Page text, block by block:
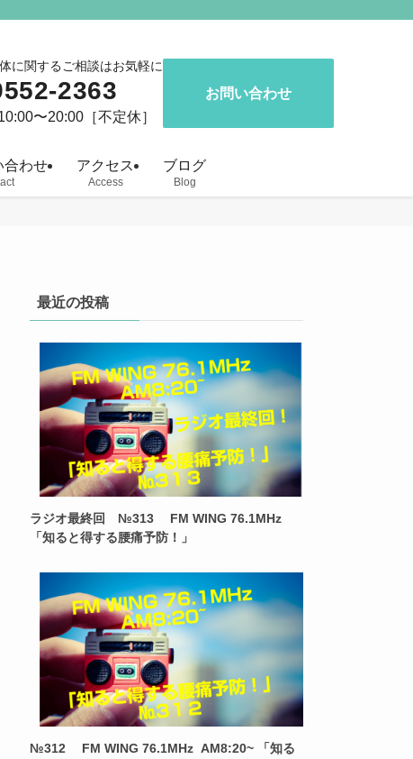
合わせ アクセス
Access
ブログ
Blog
に関するご相談はお気軽に
2363
〜20:00［不定休］
お問い合わせ
最近の投稿
ラジオ最終回 №313 FM WING 76.1MHz
「知ると得する腰痛予防！」
№312 FM WING 76.1MHz AM8:20~ 「知る